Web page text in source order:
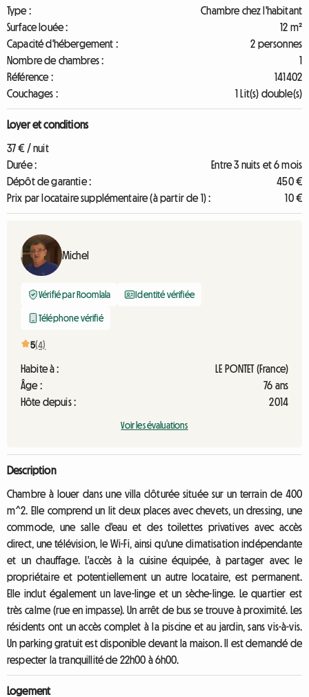
Type :
Chambre chez l'habitant
Surface louée :
12 m²
Capacité d'hébergement :
2 personnes
Nombre de chambres :
1
Référence :
141402
Couchages :
1 Lit(s) double(s)
Loyer et conditions
37 € / nuit
Durée :
Entre 3 nuits et 6 mois
Dépôt de garantie :
450 €
Prix par locataire supplémentaire (à partir de 1) :
10 €
Michel
Vérifié par Roomlala Identité vérifiée
Téléphone vérifié
5(4)
Habite à :
LE PONTET (France)
Âge :
76 ans
Hôte depuis :
2014
Voir les évaluations
Description
Chambre à louer dans une villa clôturée située sur un terrain de 400
m^2. Elle comprend un lit deux places avec chevets, un dressing, une
commode, une salle d'eau et des toilettes privatives avec accès
direct, une télévision, le Wi-Fi, ainsi qu'une climatisation indépendante
et un chauffage. L'accès à la cuisine équipée, à partager avec le
propriétaire et potentiellement un autre locataire, est permanent.
Elle inclut également un lave-linge et un sèche-linge. Le quartier est
très calme (rue en impasse). Un arrêt de bus se trouve à proximité. Les
résidents ont un accès complet à la piscine et au jardin, sans vis-à-vis.
Un parking gratuit est disponible devant la maison. Il est demandé de
respecter la tranquillité de 22h00 à 6h00.
Logement